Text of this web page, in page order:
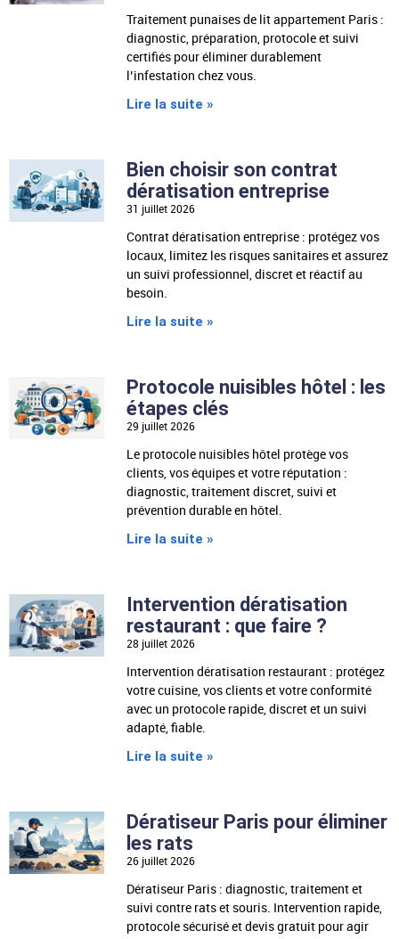
Traitement punaises de lit appartement Paris :
diagnostic, préparation, protocole et suivi
certifiés pour éliminer durablement
l’infestation chez vous.
Lire la suite »
Bien choisir son contrat
dératisation entreprise
31 juillet 2026
Contrat dératisation entreprise : protégez vos
locaux, limitez les risques sanitaires et assurez
un suivi professionnel, discret et réactif au
besoin.
Lire la suite »
Protocole nuisibles hôtel : les
étapes clés
29 juillet 2026
Le protocole nuisibles hôtel protège vos
clients, vos équipes et votre réputation :
diagnostic, traitement discret, suivi et
prévention durable en hôtel.
Lire la suite »
Intervention dératisation
restaurant : que faire ?
28 juillet 2026
Intervention dératisation restaurant : protégez
votre cuisine, vos clients et votre conformité
avec un protocole rapide, discret et un suivi
adapté, fiable.
Lire la suite »
Dératiseur Paris pour éliminer
les rats
26 juillet 2026
Dératiseur Paris : diagnostic, traitement et
suivi contre rats et souris. Intervention rapide,
protocole sécurisé et devis gratuit pour agir